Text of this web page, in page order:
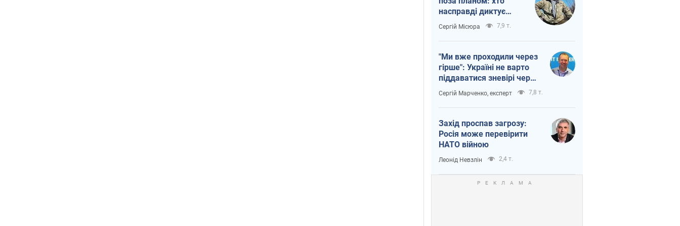
насправді диктує
темп війни
Сергій Місюра 7,9 т.
"Ми вже проходили через
гірше": Україні не варто
піддаватися зневірі через
ракетний терор
Сергій Марченко, експерт 7,8 т.
Захід проспав загрозу:
Росія може перевірити
НАТО війною
Леонід Невзлін 2,4 т.